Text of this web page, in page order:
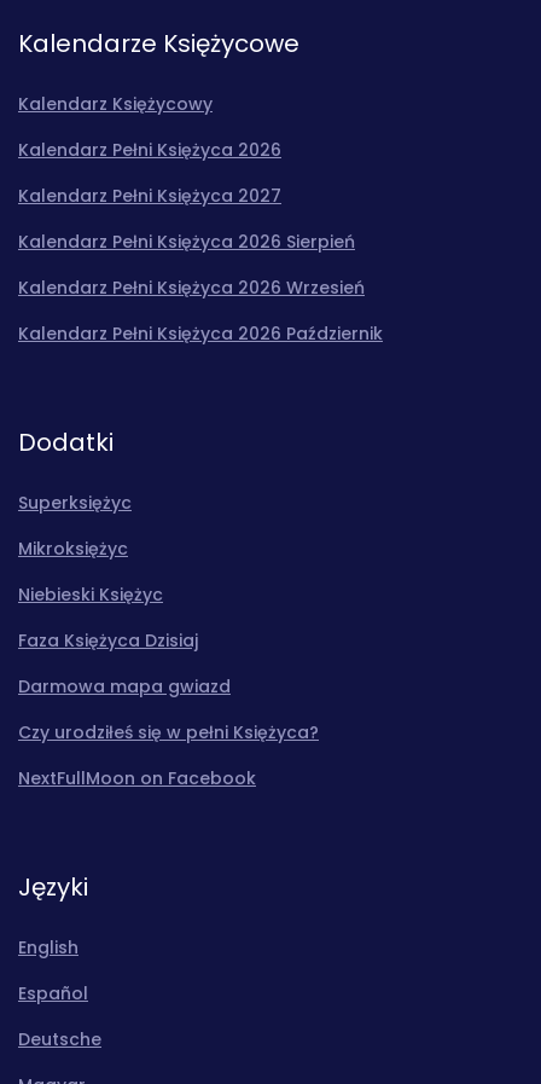
Kalendarze Księżycowe
Kalendarz Księżycowy
Kalendarz Pełni Księżyca 2026
Kalendarz Pełni Księżyca 2027
Kalendarz Pełni Księżyca 2026 Sierpień
Kalendarz Pełni Księżyca 2026 Wrzesień
Kalendarz Pełni Księżyca 2026 Październik
Dodatki
Superksiężyc
Mikroksiężyc
Niebieski Księżyc
Faza Księżyca Dzisiaj
Darmowa mapa gwiazd
Czy urodziłeś się w pełni Księżyca?
NextFullMoon on Facebook
Języki
English
Español
Deutsche